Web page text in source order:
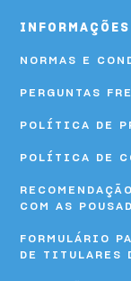
INFORMAÇÕES
NORMAS E
PERGUNTAS
POLÍTICA DE
POLÍTICA DE
COM AS
FORMULÁRIO
DE TITULARES